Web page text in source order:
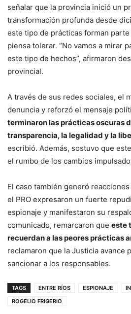
señalar que la provincia inició un
transformación profunda desde
este tipo de prácticas forman
piensa tolerar. “No vamos a mirar
este tipo de hechos”, afirmaron
provincial.
A través de sus redes sociales, el
denuncia y reforzó el mensaje
terminaron las prácticas oscuras
transparencia, la legalidad y la
escribió. Además, sostuvo que
el rumbo de los cambios
El caso también generó
el PRO expresaron un fuerte
espionaje y manifestaron su
comunicado, remarcaron que este
recuerdan a las peores prácticas
reclamaron que la Justicia avance
sancionar a los responsables.
TAGS ENTRE RÍOS ESPIONAJE
ROGELIO FRIGERIO